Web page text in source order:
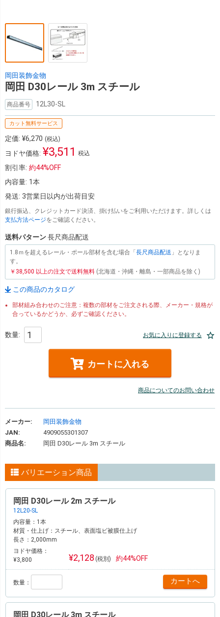
岡田装飾金物
岡田 D30レール 3m スチール
商品番号 12L30-SL
カット無料サービス
定価: ¥6,270 (税込)
ヨドヤ価格: ¥3,511 税込
割引率: 約44%OFF
内容量: 1本
発送: 3営業日以内が出荷目安
銀行振込、クレジットカード決済、掛け払いをご利用いただけます。詳しくは
支払方法ページをご確認ください。
送料パターン長尺商品配送
1.8ｍを超えるレール・ポール部材を含む場合「 長尺商品配送 」となりま
す。
￥38,500 以上の注文で送料無料 (北海道・沖縄・離島・一部商品を除く)
この商品のカタログ
部材組み合わせのご注意：複数の部材をご注文される際、メーカー・規格が
合っているかどうか、必ずご確認ください。
お気に入りに登録する
カートに入れる
商品についてのお問い合わせ
メーカー:
岡田装飾金物
JAN:
4909055301307
商品名:
岡田 D30レール 3m スチール
バリエーション商品
岡田 D30レール 2m スチール
12L20-SL
内容量： 1本
材質・仕上げ： スチール、表面塩ビ被膜仕上げ
長さ： 2,000mm
ヨドヤ価格：
¥3,800
¥2,128 (税別) 約44%OFF
数量：
岡田 D30レール 3m スチール